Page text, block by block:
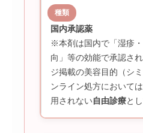
国内承認薬
※本剤は国内で「湿疹
向」等の効能で承認さ
ジ掲載の美容目的（シ
ンライン処方において
用されない自由診療と